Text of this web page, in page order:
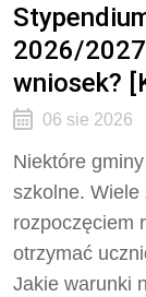
2026/
wniosek?
06 sie 2026
Niektóre
szkolne. Wiele
rozpoczęciem
otrzymać
Jakie warunki